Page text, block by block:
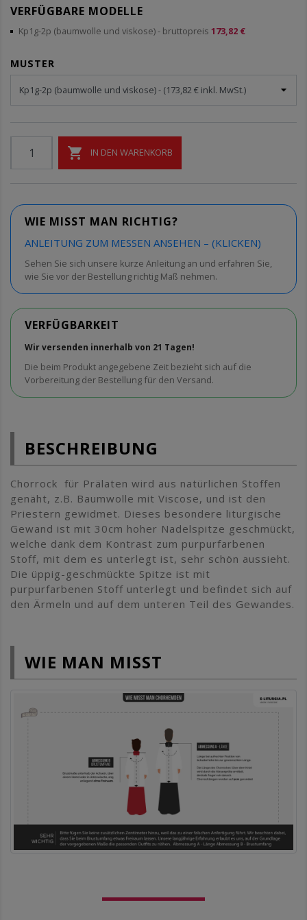
VERFÜGBARE MODELLE
Kp1g-2p (baumwolle und viskose)- bruttopreis 173,82 €
MUSTER
 IN DEN WARENKORB
WIE MISST MAN RICHTIG?
ANLEITUNG ZUM MESSEN ANSEHEN – (KLICKEN)
Sehen Sie sich unsere kurze Anleitung an und erfahren Sie,
wie Sie vor der Bestellung richtig Maß nehmen.
VERFÜGBARKEIT
Wir versenden innerhalb von 21 Tagen!
Die beim Produkt angegebene Zeit bezieht sich auf die
Vorbereitung der Bestellung für den Versand.
BESCHREIBUNG
Chorrock für Prälaten wird aus natürlichen Stoffen
genäht, z.B. Baumwolle mit Viscose, und ist den
Priestern gewidmet. Dieses besondere liturgische
Gewand ist mit 30cm hoher Nadelspitze geschmückt,
welche dank dem Kontrast zum purpurfarbenen
Stoff, mit dem es unterlegt ist, sehr schön aussieht.
Die üppig-geschmückte Spitze ist mit
purpurfarbenen Stoff unterlegt und befindet sich auf
den Ärmeln und auf dem unteren Teil des Gewandes.
WIE MAN MISST